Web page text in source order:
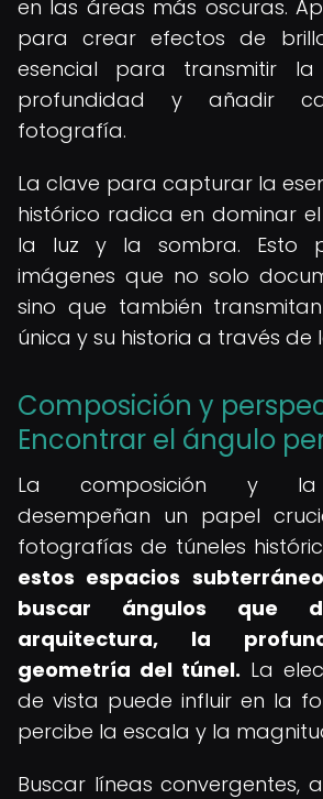
en las áreas más oscuras.
para crear efectos de
esencial para transmitir la
profundidad y añadir
fotografía.
La clave para capturar la
histórico radica en dominar
la luz y la sombra. Esto
imágenes que no solo
sino que también
única y su historia a través
Composición y
Encontrar el ángulo
La composición y la
desempeñan un papel
fotografías de túneles
estos espacios
buscar ángulos que
arquitectura, la
geometría del túnel. La
de vista puede influir en la
percibe la escala y la
Buscar líneas convergentes,